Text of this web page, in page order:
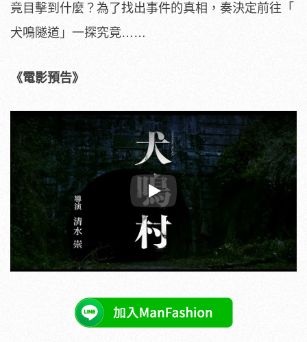
竟目擊到什麼？為了找出事件的真相，奏決定前往「
犬鳴隧道」一探究竟……
《電影預告》
Play